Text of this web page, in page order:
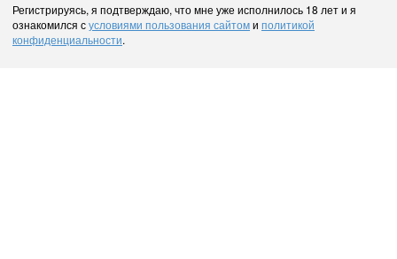
Регистрируясь, я подтверждаю, что мне уже исполнилось 18 лет и я
ознакомился сусловиями пользования сайтоми политикой
конфиденциальности.